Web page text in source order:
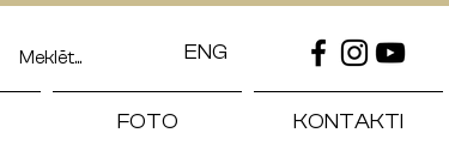
ENG
FOTO KONTAKTI